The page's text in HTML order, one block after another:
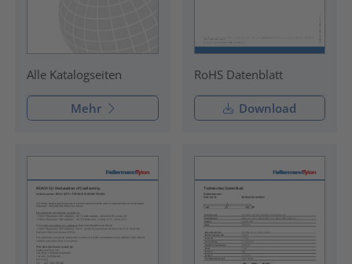
Alle Katalogseiten
Mehr
RoHS Datenblatt
Download